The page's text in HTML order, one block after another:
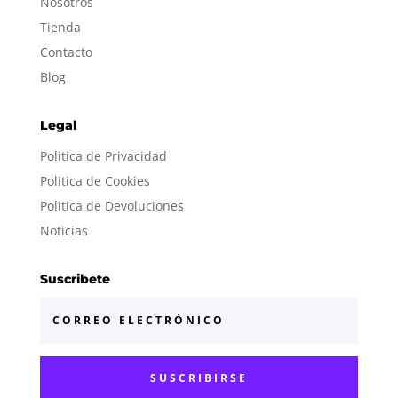
Tienda
Contacto
Blog
Legal
Politica de Privacidad
Politica de Cookies
Politica de Devoluciones
Noticias
Suscribete
SUSCRIBIRSE